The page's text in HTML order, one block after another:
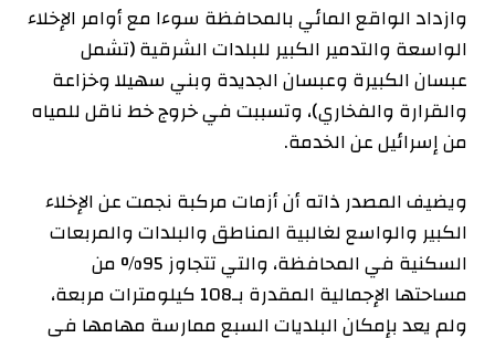
وازداد الواقع المائي بالمحافظة سوءا مع أوامر الإخلاء
الواسعة والتدمير الكبير للبلدات الشرقية (تشمل
عبسان الكبيرة وعبسان الجديدة وبني سهيلا وخزاعة
والقرارة والفخاري)، وتسببت في خروج خط ناقل للمياه
من إسرائيل عن الخدمة.
ويضيف المصدر ذاته أن أزمات مركبة نجمت عن الإخلاء
الكبير والواسع لغالبية المناطق والبلدات والمربعات
السكنية في المحافظة، والتي تتجاوز 95% من
مساحتها الإجمالية المقدرة بـ108 كيلومترات مربعة،
ولم يعد بإمكان البلديات السبع ممارسة مهامها في